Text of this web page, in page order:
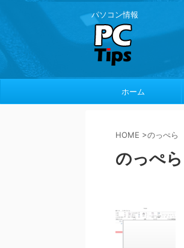
パソコン情報
ホーム
HOME >のっぺら
のっぺら